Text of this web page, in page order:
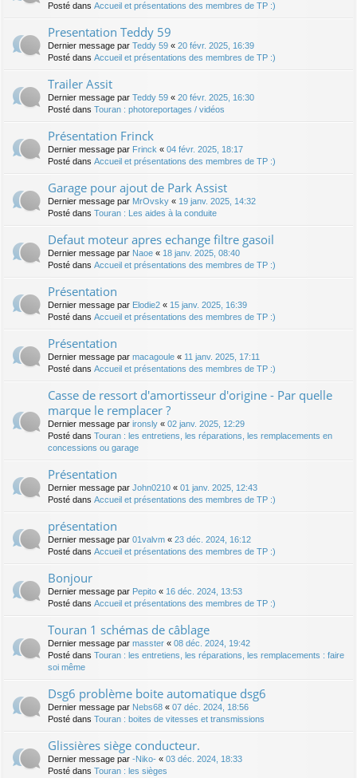
Posté dans Accueil et présentations des membres de TP :)
Presentation Teddy 59
Dernier message par Teddy 59 « 20 févr. 2025, 16:39
Posté dans Accueil et présentations des membres de TP :)
Trailer Assit
Dernier message par Teddy 59 « 20 févr. 2025, 16:30
Posté dans Touran : photoreportages / vidéos
Présentation Frinck
Dernier message par Frinck « 04 févr. 2025, 18:17
Posté dans Accueil et présentations des membres de TP :)
Garage pour ajout de Park Assist
Dernier message par MrOvsky « 19 janv. 2025, 14:32
Posté dans Touran : Les aides à la conduite
Defaut moteur apres echange filtre gasoil
Dernier message par Naoe « 18 janv. 2025, 08:40
Posté dans Accueil et présentations des membres de TP :)
Présentation
Dernier message par Elodie2 « 15 janv. 2025, 16:39
Posté dans Accueil et présentations des membres de TP :)
Présentation
Dernier message par macagoule « 11 janv. 2025, 17:11
Posté dans Accueil et présentations des membres de TP :)
Casse de ressort d'amortisseur d'origine - Par quelle
marque le remplacer ?
Dernier message par ironsly « 02 janv. 2025, 12:29
Posté dans Touran : les entretiens, les réparations, les remplacements en
concessions ou garage
Présentation
Dernier message par John0210 « 01 janv. 2025, 12:43
Posté dans Accueil et présentations des membres de TP :)
présentation
Dernier message par 01valvm « 23 déc. 2024, 16:12
Posté dans Accueil et présentations des membres de TP :)
Bonjour
Dernier message par Pepito « 16 déc. 2024, 13:53
Posté dans Accueil et présentations des membres de TP :)
Touran 1 schémas de câblage
Dernier message par masster « 08 déc. 2024, 19:42
Posté dans Touran : les entretiens, les réparations, les remplacements : faire
soi même
Dsg6 problème boite automatique dsg6
Dernier message par Nebs68 « 07 déc. 2024, 18:56
Posté dans Touran : boites de vitesses et transmissions
Glissières siège conducteur.
Dernier message par -Niko- « 03 déc. 2024, 18:33
Posté dans Touran : les sièges